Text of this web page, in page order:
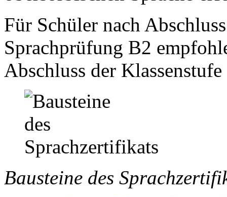
Für Schüler nach
Sprachprüfung B2
Abschluss der
Bausteine des